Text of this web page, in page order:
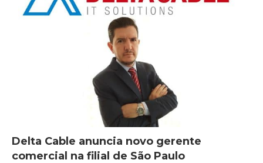
Delta Cable anuncia novo gerente
comercial na filial de São Paulo